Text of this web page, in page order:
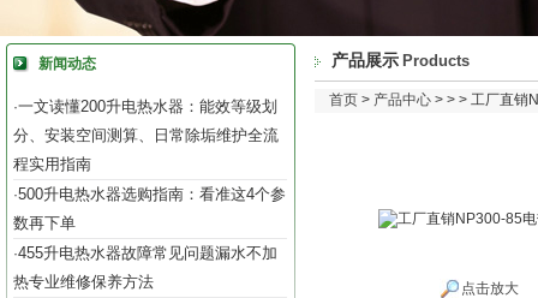
新闻动态
·一文读懂200升电热水器：能效等级划
分、安装空间测算、日常除垢维护全流
程实用指南
·500升电热水器选购指南：看准这4个参
数再下单
·455升电热水器故障常见问题漏水不加
热专业维修保养方法
产品展示 Products
首页 > 产品中心 > > > 工厂直销
点击放大